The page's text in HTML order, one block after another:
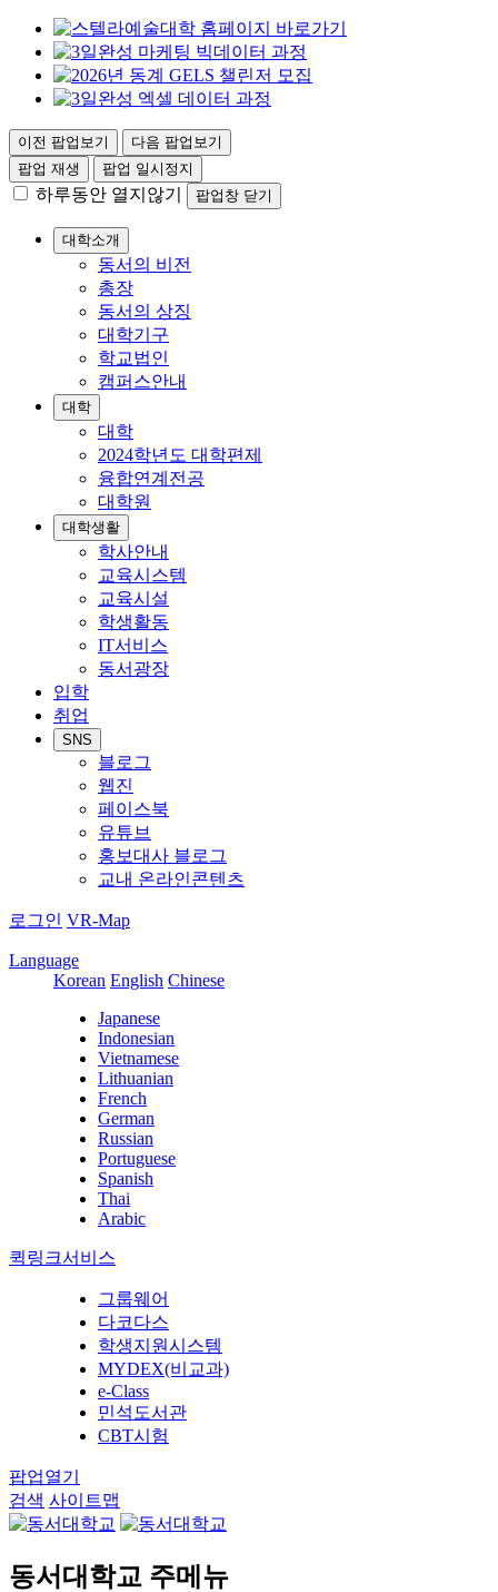
이전 팝업보기
다음 팝업보기
팝업 재생
팝업 일시정지
하루동안 열지않기 팝업창 닫기
대학소개
동서의 비전
총장
동서의 상징
대학기구
학교법인
캠퍼스안내
대학
대학
2024학년도 대학편제
융합연계전공
대학원
대학생활
학사안내
교육시스템
교육시설
학생활동
IT서비스
동서광장
입학
취업
SNS
블로그
웹진
페이스북
유튜브
홍보대사 블로그
교내 온라인콘텐츠
로그인 VR-Map
Language
Korean English Chinese
Japanese
Indonesian
Vietnamese
Lithuanian
French
German
Russian
Portuguese
Spanish
Thai
Arabic
퀵링크서비스
그룹웨어
다코다스
학생지원시스템
MYDEX(비교과)
e-Class
민석도서관
CBT시험
팝업열기
검색 사이트맵
동서대학교 주메뉴